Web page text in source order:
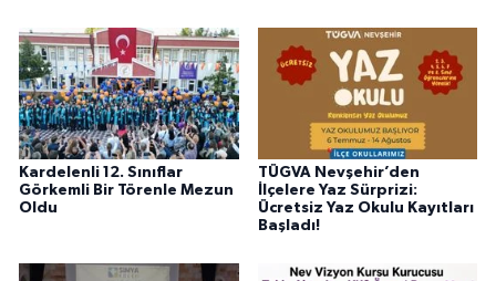
Kardelenli 12. Sınıflar
Görkemli Bir Törenle Mezun
Oldu
TÜGVA Nevşehir’den
İlçelere Yaz Sürprizi:
Ücretsiz Yaz Okulu Kayıtları
Başladı!